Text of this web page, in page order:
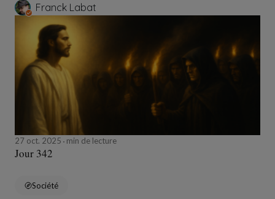
Franck Labat
27 oct. 2025 min de lecture
Jour 342
Société